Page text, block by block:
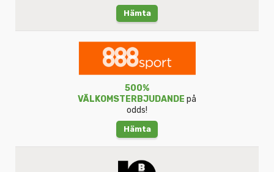
Hämta
500%
VÄLKOMSTERBJUDANDE på
odds!
Hämta